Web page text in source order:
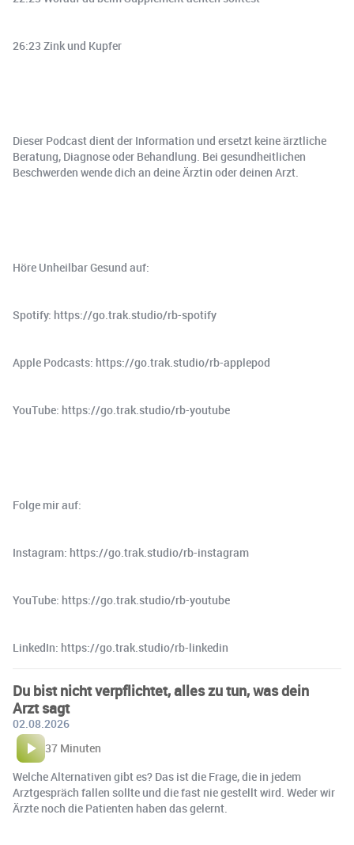
26:23 Zink und Kupfer
Dieser Podcast dient der Information und ersetzt keine ärztliche
Beratung, Diagnose oder Behandlung. Bei gesundheitlichen
Beschwerden wende dich an deine Ärztin oder deinen Arzt.
Höre Unheilbar Gesund auf:
Spotify: https://go.trak.studio/rb-spotify
Apple Podcasts: https://go.trak.studio/rb-applepod
YouTube: https://go.trak.studio/rb-youtube
Folge mir auf:
Instagram: https://go.trak.studio/rb-instagram
YouTube: https://go.trak.studio/rb-youtube
LinkedIn: https://go.trak.studio/rb-linkedin
Du bist nicht verpflichtet, alles zu tun, was dein
Arzt sagt
02.08.2026
37 Minuten
Welche Alternativen gibt es? Das ist die Frage, die in jedem
Arztgespräch fallen sollte und die fast nie gestellt wird. Weder wir
Ärzte noch die Patienten haben das gelernt.